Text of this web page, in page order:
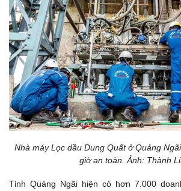
Nhà máy Lọc dầu Dung Quất ở Quảng
giờ an toàn. Ảnh: Thành
Tỉnh Quảng Ngãi hiện có hơn 7.000